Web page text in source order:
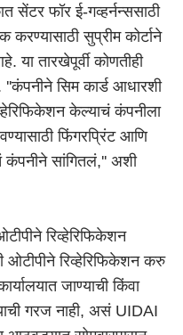
सेंटर फॉर ई-गव्हर्नन्ससाठी
सुप्रीम कोर्टाने
या तारखेपूर्वी कोणतीही
सिम कार्ड आधारशी
केल्याचं कंपनीला
फिंगरप्रिंट आणि
सांगितलं,'' अशी
रिव्हेरिफिकेशन
ओटीपीने रिव्हेरिफिकेशन करु
जाण्याची किंवा
गरज नाही, असं UIDAI